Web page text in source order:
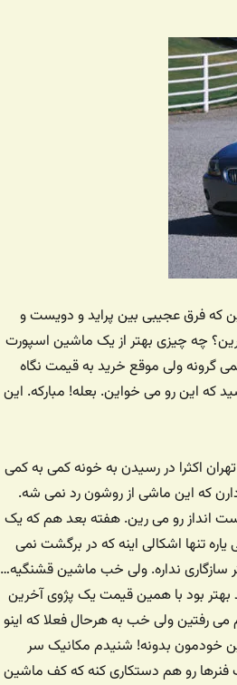
که فرق عجیبی بین پراید و دویست و
چه چیزی بهتر از یک ماشین اسپورت
گرونه ولی موقع خرید به قیمت نگاه
این رو می خواین. بعله! مبارکه. این
اکثرا در رسیدن به خونه کمی به کمی
که این ماشی از روشون رد نمی شه.
انداز رو می رین. هفته بعد هم که یک
تنها اشکالی اینه که در برگشت نمی
سازگاری نداره. ولی خب ماشین قشنگیه…
بهتر بود با همین قیمت یک پژوی آخرین
رفتین ولی خب به هرحال فعلا که اینو
خودمون بدونه! شنیدم مکانیک سر
فنرها رو هم دستکاری کنه که کف ماشین